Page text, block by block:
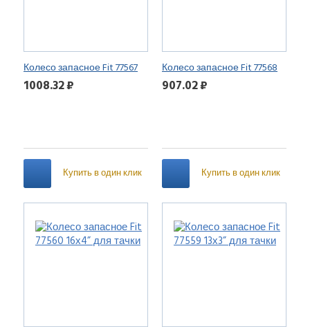
Колесо запасное Fit 77567
16х4” для тачки
1008.32 ₽
Купить в один клик
Колесо запасное Fit 77568
16х3” для тачки
907.02 ₽
Купить в один клик